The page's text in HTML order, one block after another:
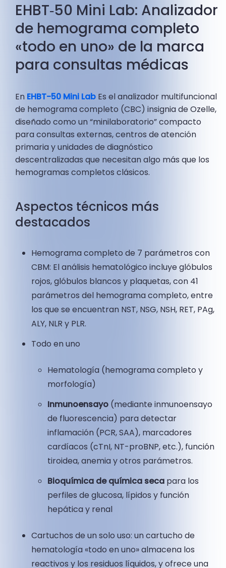
EHBT‑50 Mini Lab: Analizador
de hemograma completo
«todo en uno» de la marca
para consultas médicas
En EHBT-50 Mini Lab Es el analizador multifuncional
de hemograma completo (CBC) insignia de Ozelle,
diseñado como un “minilaboratorio” compacto
para consultas externas, centros de atención
primaria y unidades de diagnóstico
descentralizadas que necesitan algo más que los
hemogramas completos clásicos.
Aspectos técnicos más
destacados
Hemograma completo de 7 parámetros con
CBM: El análisis hematológico incluye glóbulos
rojos, glóbulos blancos y plaquetas, con 41
parámetros del hemograma completo, entre
los que se encuentran NST, NSG, NSH, RET, PAg,
ALY, NLR y PLR.
Todo en uno
Hematología (hemograma completo y
morfología)
Inmunoensayo (mediante inmunoensayo
de fluorescencia) para detectar
inflamación (PCR, SAA), marcadores
cardíacos (cTnI, NT-proBNP, etc.), función
tiroidea, anemia y otros parámetros.
Bioquímica de química seca para los
perfiles de glucosa, lípidos y función
hepática y renal
Cartuchos de un solo uso: un cartucho de
hematología «todo en uno» almacena los
reactivos y los residuos líquidos, y ofrece una